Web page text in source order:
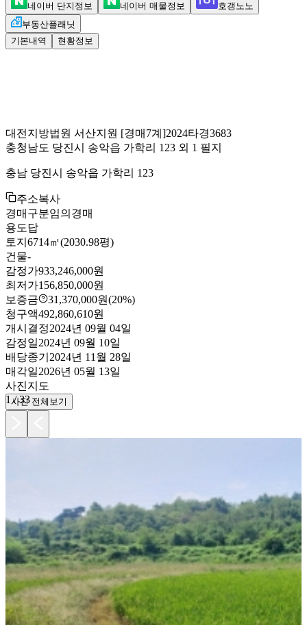
네이버 단지정보 네이버 매물정보
호갱노노
부동산플래닛
기본내역
현황정보
대전지방법원 서산지원 [경매7계]2024타경3683
충청남도 당진시 송악읍 가학리 123 외 1 필지
충남 당진시 송악읍 가학리 123
주소복사
경매구분임의경매
용도답
토지 6714㎡(2030.98평)
건물-
감정가933,246,000원
최저가156,850,000원
보증금
31,370,000원(20%)
청구액492,860,610원
개시결정2024년 09월 04일
감정일2024년 09월 10일
배당종기 2024년 11월 28일
매각일2026년 05월 13일
사진지도
1 /33
사진 전체보기